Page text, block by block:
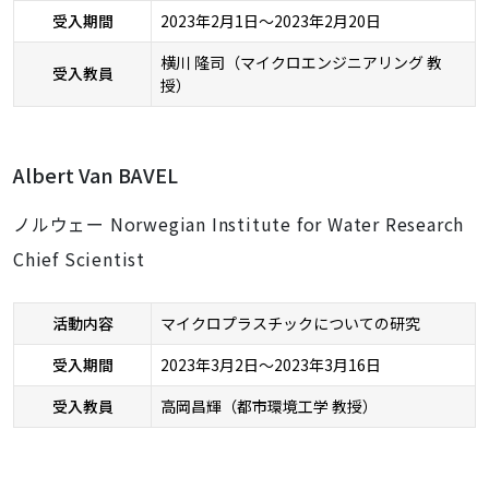
受入期間 2023年2月1日～2023年2月20日
受入教員
横川 隆司（マイクロエンジニアリング 教
授）
Albert Van BAVEL
ノルウェー Norwegian Institute for Water Research
Chief Scientist
活動内容
マイクロプラスチックについての研究
受入期間
2023年3月2日～2023年3月16日
受入教員
高岡昌輝（都市環境工学 教授）